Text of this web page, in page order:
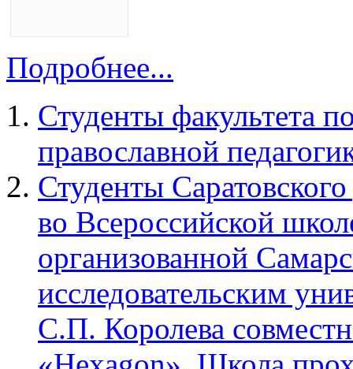
Подробнее...
Студенты факультета
православной
Студенты
во Всероссийской
организованной
исследовательским
С.П. Королева